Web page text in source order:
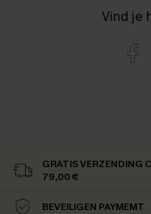
Vind je
GRATIS VERZENDING
79,00 €
BEVEILIGEN PAYMEMT